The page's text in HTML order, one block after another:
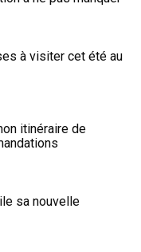
à visiter cet été au
itinéraire de
sa nouvelle